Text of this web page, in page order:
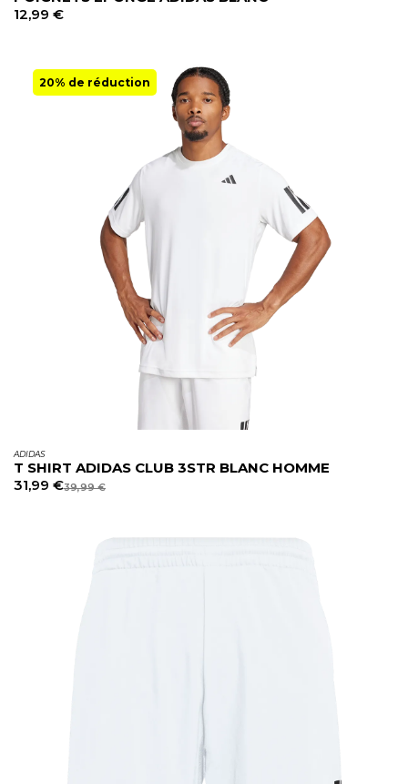
12,99 €
20% de réduction
ADIDAS
T SHIRT ADIDAS CLUB 3STR BLANC HOMME
31,99 €39,99€